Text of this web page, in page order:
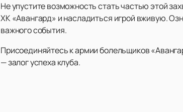
Не упустите возможность стать частью этой
ХК «Авангард» и насладиться игрой вживую.
важного события.
Присоединяйтесь к армии болельщиков
— залог успеха клуба.